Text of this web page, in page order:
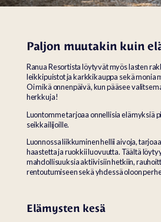
Paljon muutakin kuin
Ranua Resortista löytyvät myös lasten
leikkipuistot ja karkkikauppa sekä monia
Oi mikä onnenpäivä, kun pääsee
herkkuja!
Luontomme tarjoaa onnellisia elämyksiä
seikkailijoille.
Luonnossa liikkuminen hellii aivoja,
haastetta ja ruokkii luovuutta. Täältä
mahdollisuuksia aktiivisiin hetkiin,
rentoutumiseen sekä yhdessä oloon
Elämysten kesä